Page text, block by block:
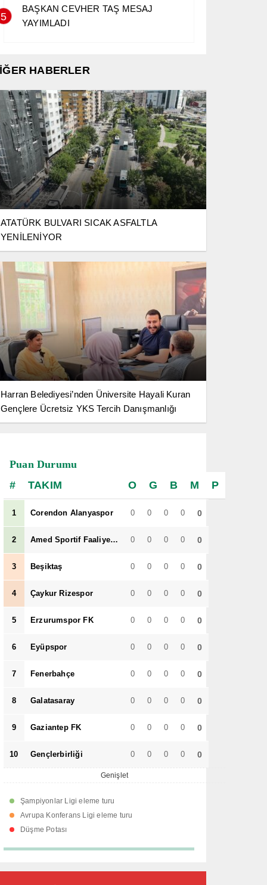
5
BAŞKAN CEVHER TAŞ MESAJ
YAYIMLADI
HABERLER
ATATÜRK BULVARI SICAK ASFALTLA
YENİLENİYOR
Harran Belediyesi’nden Üniversite Hayali Kuran
Gençlere Ücretsiz YKS Tercih Danışmanlığı
Puan Durumu
TAKIM
O G B M P
1 Corendon Alanyaspor 0 0 0 0 0
2 Amed Sportif Faaliyetler 0 0 0 0 0
3 Beşiktaş 0 0 0 0 0
4 Çaykur Rizespor 0 0 0 0 0
5 Erzurumspor FK 0 0 0 0 0
6 Eyüpspor 0 0 0 0 0
7 Fenerbahçe 0 0 0 0 0
8 Galatasaray 0 0 0 0 0
9 Gaziantep FK 0 0 0 0 0
10 Gençlerbirliği 0 0 0 0 0
Genişlet
Şampiyonlar Ligi eleme turu
Avrupa Konferans Ligi eleme turu
Düşme Potası